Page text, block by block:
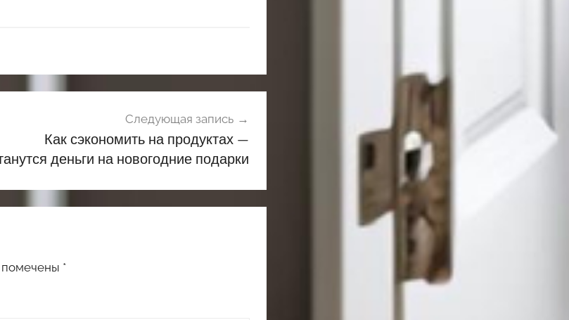
Следующая запись
Как сэкономить на продуктах —
деньги на новогодние подарки
помечены *